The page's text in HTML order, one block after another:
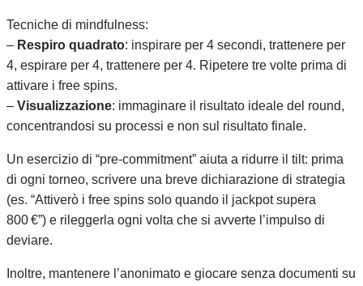
Tecniche di mindfulness:
– Respiro quadrato: inspirare per 4 secondi, trattenere per
4, espirare per 4, trattenere per 4. Ripetere tre volte prima di
attivare i free spins.
– Visualizzazione: immaginare il risultato ideale del round,
concentrandosi su processi e non sul risultato finale.
Un esercizio di “pre‑commitment” aiuta a ridurre il tilt: prima
di ogni torneo, scrivere una breve dichiarazione di strategia
(es. “Attiverò i free spins solo quando il jackpot supera
800 €”) e rileggerla ogni volta che si avverte l’impulso di
deviare.
Inoltre, mantenere l’anonimato e giocare senza documenti su